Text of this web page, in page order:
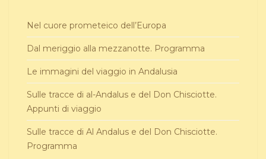
Nel cuore prometeico dell’Europa
Dal meriggio alla mezzanotte. Programma
Le immagini del viaggio in Andalusia
Sulle tracce di al-Andalus e del Don Chisciotte.
Appunti di viaggio
Sulle tracce di Al Andalus e del Don Chisciotte.
Programma